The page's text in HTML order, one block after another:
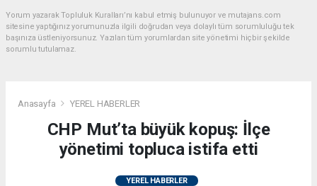
Yorum yazarak Topluluk Kuralları’nı kabul etmiş bulunuyor ve mutajans.com
sitesine yaptığınız yorumunuzla ilgili doğrudan veya dolaylı tüm sorumluluğu tek
başınıza üstleniyorsunuz. Yazılan tüm yorumlardan site yönetimi hiçbir şekilde
sorumlu tutulamaz.
Anasayfa YEREL HABERLER
CHP Mut’ta büyük kopuş: İlçe
yönetimi topluca istifa etti
YEREL HABERLER